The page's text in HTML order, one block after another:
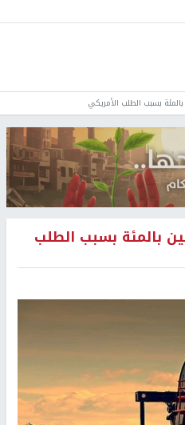
بسبب الطلب الأمريكي
بالمئة بسبب الطلب